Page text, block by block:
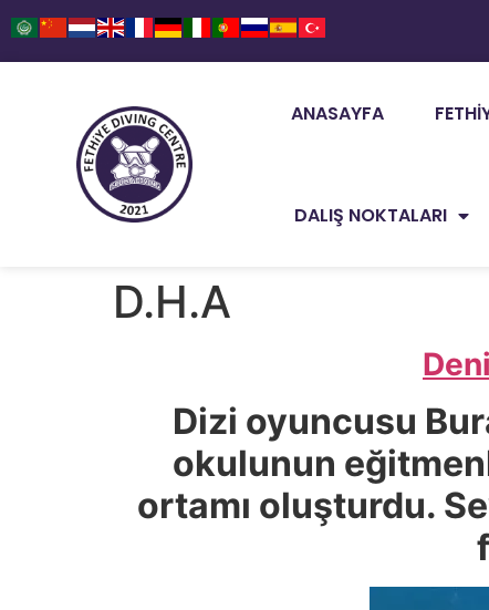
ANASAYFA
DALIŞ NOKTALARI
D.H.A
Dizi oyuncusu
okulunun
ortamı oluşturdu.